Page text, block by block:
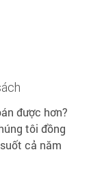
được hơn?
tôi đồng
cả năm